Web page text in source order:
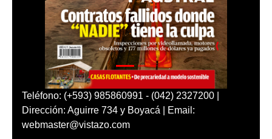
Teléfono: (+593) 985860991 - (042) 2327200 |
Dirección: Aguirre 734 y Boyacá | Email:
webmaster@vistazo.com